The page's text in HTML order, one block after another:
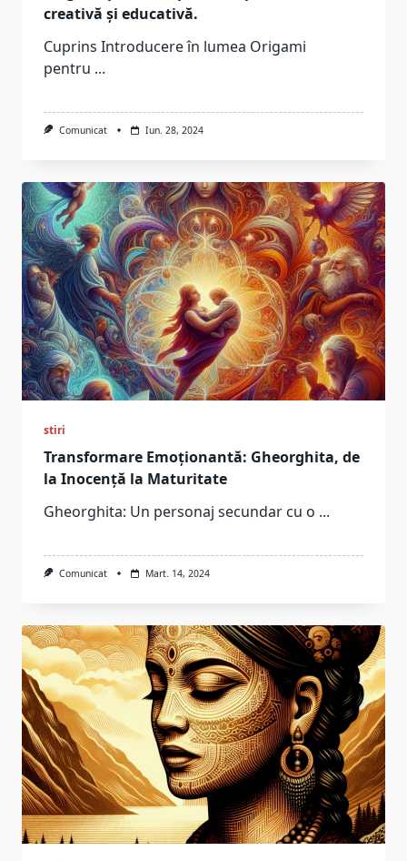
creativă și educativă.
Cuprins Introducere în lumea Origami
pentru ...
Comunicat Iun. 28, 2024
stiri
Transformare Emoționantă: Gheorghita, de
la Inocență la Maturitate
Gheorghita: Un personaj secundar cu o ...
Comunicat Mart. 14, 2024